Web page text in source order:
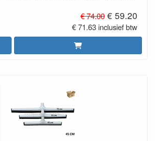
€ 74.00 € 59.20
€ 71.63 inclusief btw